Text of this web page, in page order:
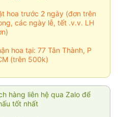
hoa trước 2 ngày (đơn trên
các ngày lễ, tết .v.v. LH
hoa tại: 77 Tân Thành, P
(trên 500k)
hàng liên hệ qua Zalo để
tốt nhất